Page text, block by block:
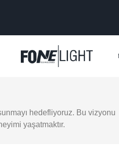
hedefliyoruz. Bu vizyonu
yaşatmaktır.